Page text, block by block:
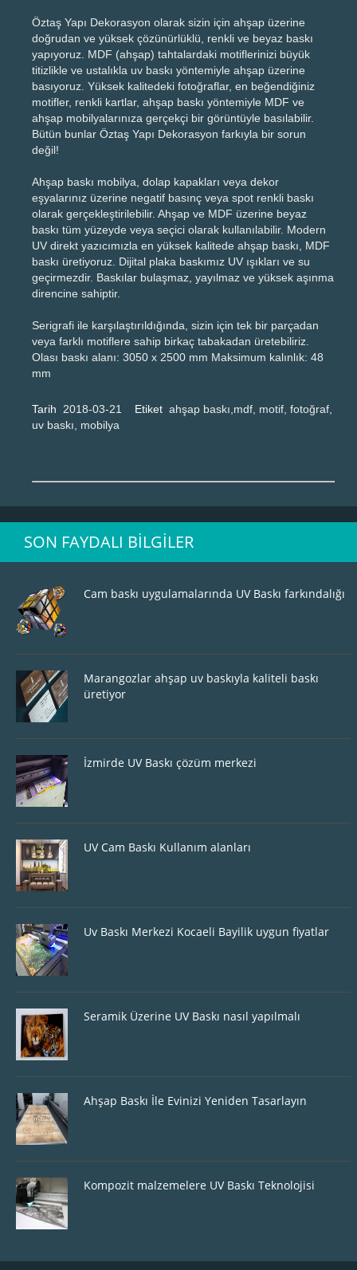
Öztaş Yapı Dekorasyon olarak sizin için ahşap üzerine
doğrudan ve yüksek çözünürlüklü, renkli ve beyaz baskı
yapıyoruz. MDF (ahşap) tahtalardaki motiflerinizi büyük
titizlikle ve ustalıkla uv baskı yöntemiyle ahşap üzerine
basıyoruz. Yüksek kalitedeki fotoğraflar, en beğendiğiniz
motifler, renkli kartlar, ahşap baskı yöntemiyle MDF ve
ahşap mobilyalarınıza gerçekçi bir görüntüyle basılabilir.
Bütün bunlar Öztaş Yapı Dekorasyon farkıyla bir sorun
değil!
Ahşap baskı mobilya, dolap kapakları veya dekor
eşyalarınız üzerine negatif basınç veya spot renkli baskı
olarak gerçekleştirilebilir. Ahşap ve MDF üzerine beyaz
baskı tüm yüzeyde veya seçici olarak kullanılabilir. Modern
UV direkt yazıcımızla en yüksek kalitede ahşap baskı, MDF
baskı üretiyoruz. Dijital plaka baskımız UV ışıkları ve su
geçirmezdir. Baskılar bulaşmaz, yayılmaz ve yüksek aşınma
direncine sahiptir.
Serigrafi ile karşılaştırıldığında, sizin için tek bir parçadan
veya farklı motiflere sahip birkaç tabakadan üretebiliriz.
Olası baskı alanı: 3050 x 2500 mm Maksimum kalınlık: 48
mm
Tarih 2018-03-21 Etiket ahşap baskı,mdf, motif, fotoğraf,
uv baskı, mobilya
SON FAYDALI BILGILER
Cam baskı uygulamalarında UV Baskı farkındalığı
Marangozlar ahşap uv baskıyla kaliteli baskı
üretiyor
İzmirde UV Baskı çözüm merkezi
UV Cam Baskı Kullanım alanları
Uv Baskı Merkezi Kocaeli Bayilik uygun fiyatlar
Seramik Üzerine UV Baskı nasıl yapılmalı
Ahşap Baskı İle Evinizi Yeniden Tasarlayın
Kompozit malzemelere UV Baskı Teknolojisi